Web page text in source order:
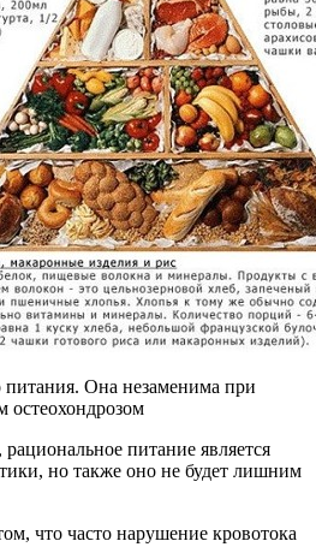
Она незаменима при
остеохондрозом
питание является
но также оно не будет лишним
что часто нарушение кровотока